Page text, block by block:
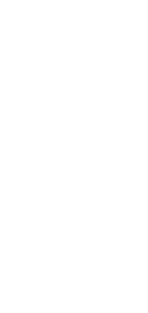
Commerce & AGB &